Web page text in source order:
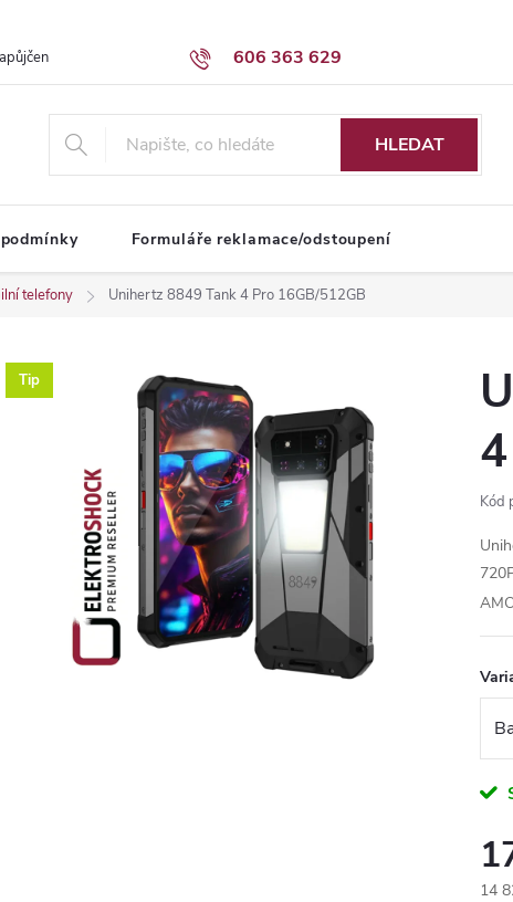
606 363 629
dodávky Obchodní podmínky
HLEDAT
Formuláře reklamace/odstoupení
telefony Unihertz 8849 Tank 4 Pro 16GB/512GB
Tip
Kód
14